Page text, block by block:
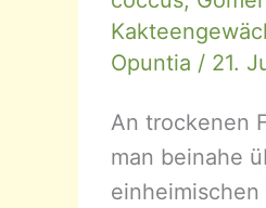
Opuntia / 21.
An trockenen
man beinahe